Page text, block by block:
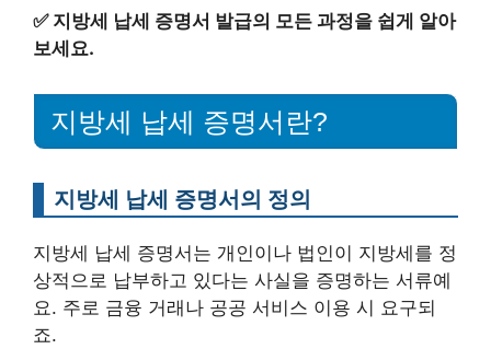
✅ 지방세 납세 증명서 발급의 모든 과정을 쉽게 알아
보세요.
지방세 납세 증명서란?
지방세 납세 증명서의 정의
지방세 납세 증명서는 개인이나 법인이 지방세를 정
상적으로 납부하고 있다는 사실을 증명하는 서류예
요. 주로 금융 거래나 공공 서비스 이용 시 요구되
죠.